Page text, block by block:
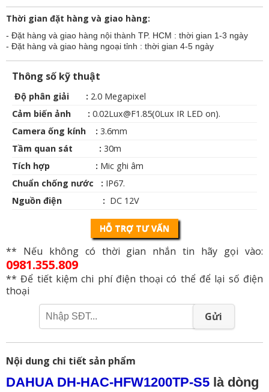
Thời gian đặt hàng và giao hàng:
- Đặt hàng và giao hàng nội thành TP. HCM : thời gian 1-3 ngày
- Đặt hàng và giao hàng ngoại tỉnh : thời gian 4-5 ngày
Thông số kỹ thuật
Độ phân giải : 2.0 Megapixel
Cảm biến ảnh : 0.02Lux@F1.85(0Lux IR LED on).
Camera ống kính : 3.6mm
Tầm quan sát : 30m
Tích hợp : Mic ghi âm
Chuẩn chống nước : IP67.
Nguồn điện : DC 12V
HỖ TRỢ TƯ VẤN
** Nếu không có thời gian nhắn tin hãy gọi vào:
0981.355.809
** Để tiết kiệm chi phí điện thoại có thể để lại số điện
thoại
Gửi
Nội dung chi tiết sản phẩm
DAHUA DH-HAC-HFW1200TP-S5 là dòng